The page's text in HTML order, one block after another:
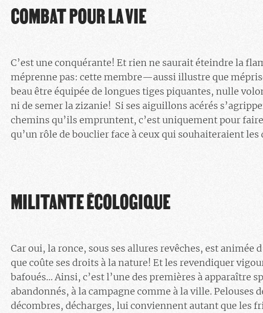
COMBAT POUR LA VIE
C’est une conquérante! Et rien ne saurait éteindre la
méprenne pas: cette membre—aussi illustre que
beau être équipée de longues tiges piquantes, nulle
ni de semer la zizanie! Si ses aiguillons acérés
chemins qu’ils empruntent, c’est uniquement pour
qu’un rôle de bouclier face à ceux qui souhaiteraient
MILITANTE ÉCOLOGIQUE
Car oui, la ronce, sous ses allures revêches, est animée
que coûte ses droits à la nature! Et les revendiquer
bafoués… Ainsi, c’est l’une des premières à apparaître
abandonnés, à la campagne comme à la ville. Pelouses
décombres, décharges, lui conviennent autant que les